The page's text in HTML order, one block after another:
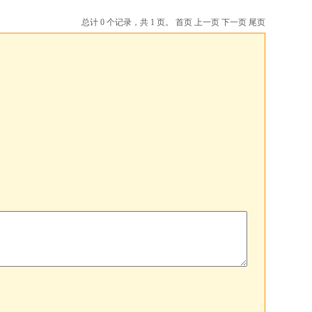
总计 0 个记录，共 1 页。 首页 上一页 下一页 尾页